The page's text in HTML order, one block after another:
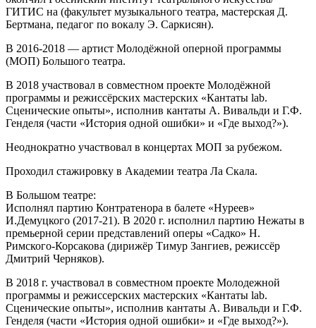
ГИТИС на (факультет музыкального театра, мастерская Д.
Бертмана, педагог по вокалу Э. Саркисян).
В 2016-2018 — артист Молодёжной оперной программы
(МОП) Большого театра.
В 2018 участвовал в совместном проекте Молодёжной
программы и режиссёрских мастерских «Кантаты lab.
Сценические опыты», исполнив кантаты А. Вивальди и Г.Ф.
Генделя (части «История одной ошибки» и «Где выход?»).
Неоднократно участвовал в концертах МОП за рубежом.
Проходил стажировку в Академии театра Ла Скала.
В Большом театре:
Исполнял партию Контратенора в балете «Нуреев»
И.Демуцкого (2017-21). В 2020 г. исполнил партию Нежаты в
премьерной серии представлений оперы «Садко» Н.
Римского-Корсакова (дирижёр Тимур Зангиев, режиссёр
Дмитрий Черняков).
В 2018 г. участвовал в совместном проекте Молодежной
программы и режиссерских мастерских «Кантаты lab.
Сценические опыты», исполнив кантаты А. Вивальди и Г.Ф.
Генделя (части «История одной ошибки» и «Где выход?»).